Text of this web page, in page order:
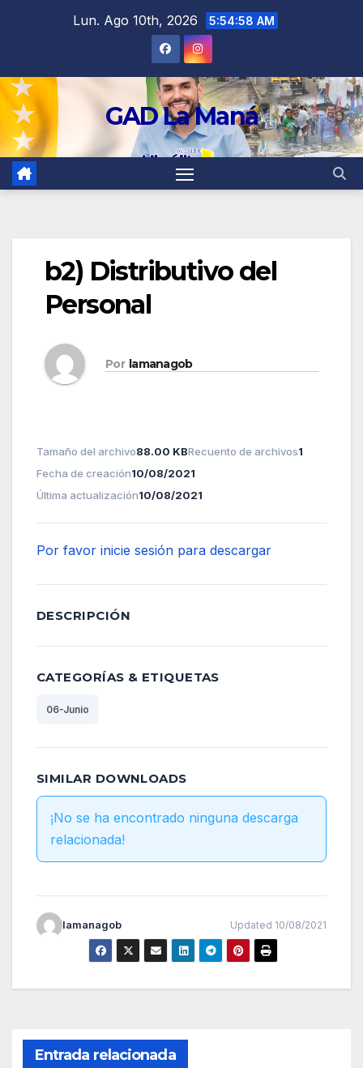
Lun. Ago 10th, 2026 5:54:58 AM
GAD La Maná
b2) Distributivo del
Personal
Por lamanagob
Tamaño del archivo88.00 KBRecuento de archivos1
Fecha de creación10/08/2021
Última actualización10/08/2021
Por favor inicie sesión para descargar
DESCRIPCIÓN
CATEGORÍAS & ETIQUETAS
06-Junio
SIMILAR DOWNLOADS
¡No se ha encontrado ninguna descarga
relacionada!
lamanagob Updated 10/08/2021
Entrada relacionada